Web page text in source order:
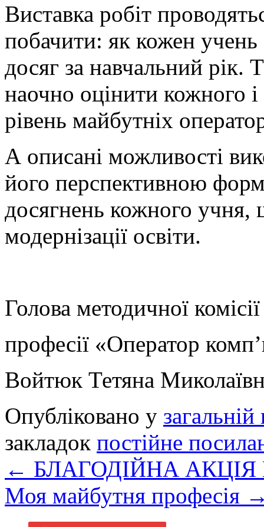
Виставка робіт
побачити: як кожен учень
досяг за навчальний рік.
наочно оцінити кожного
рівень майбутніх
А описані можливості
його перспективною
досягнень кожного учня,
модернізації освіти.
Голова методичної комісії
професії «Оператор
Войтюк Тетяна
Опубліковано у загальній
закладок постійне
← БЛАГОДІЙНА АКЦІЯ
Моя майбутня професія